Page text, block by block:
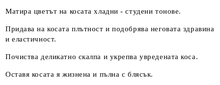
Матира цветът на косата хладни - студени тонове.
Придава на косата плътност и подобрява неговата здравина
и еластичност.
Почиства деликатно скалпа и укрепва увредената коса.
Оставя косата я жизнена и пълна с блясък.